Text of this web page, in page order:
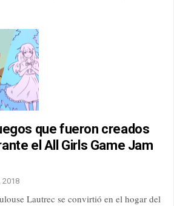
que fueron creados
el All Girls Game Jam
2018
Lautrec se convirtió en el hogar del